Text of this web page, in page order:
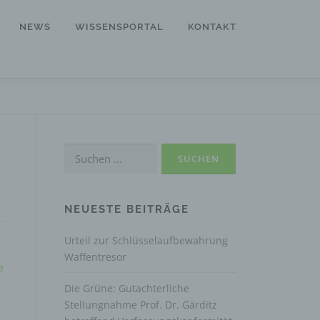
NEWS WISSENSPORTAL KONTAKT
Suchen
nach:
NEUESTE BEITRÄGE
Urteil zur Schlüsselaufbewahrung
Waffentresor
Die Grüne: Gutachterliche
Stellungnahme Prof. Dr. Gärditz